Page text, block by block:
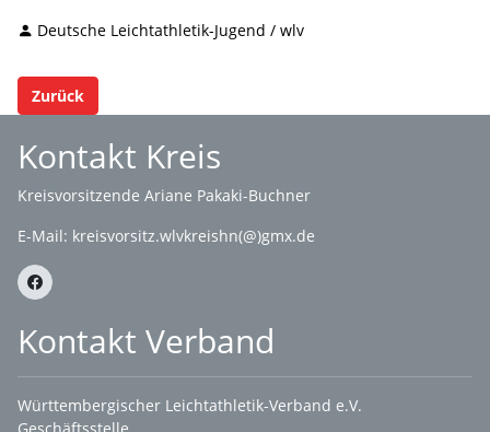
Deutsche Leichtathletik-Jugend / wlv
Zurück
Kontakt Kreis
Kreisvorsitzende Ariane Pakaki-Buchner
E-Mail: kreisvorsitz.wlvkreishn(@)gmx.de
Kontakt Verband
Württembergischer Leichtathletik-Verband e.V.